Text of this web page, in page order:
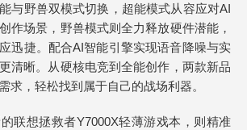
与野兽双模式切换，超能模式从容应对AI
作场景，野兽模式则全力释放硬件潜能，
迅捷。配合AI智能引擎实现语音降噪与实
清晰。从硬核电竞到全能创作，两款新品
求，轻松找到属于自己的战场利器。
联想拯救者Y7000X轻薄游戏本，则精准